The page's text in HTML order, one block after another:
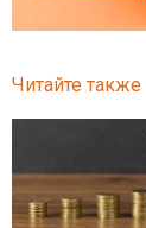
Читайте также